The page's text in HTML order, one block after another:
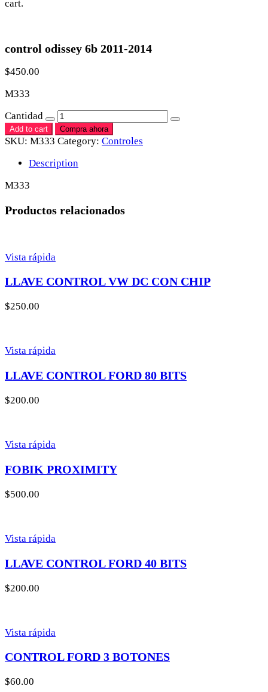
cart.
control odissey 6b 2011-2014
$450.00
M333
Cantidad
Add to cart Compra ahora
SKU: M333 Category: Controles
Description
M333
Productos relacionados
Vista rápida
LLAVE CONTROL VW DC CON CHIP
$250.00
Vista rápida
LLAVE CONTROL FORD 80 BITS
$200.00
Vista rápida
FOBIK PROXIMITY
$500.00
Vista rápida
LLAVE CONTROL FORD 40 BITS
$200.00
Vista rápida
CONTROL FORD 3 BOTONES
$60.00